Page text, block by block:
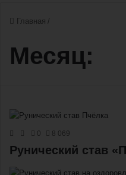
Главная /
Месяц:
0 8 069
Рунический став